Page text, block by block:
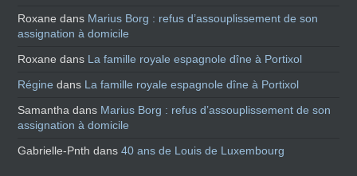
Roxane dans Marius Borg : refus d’assouplissement de son
assignation à domicile
Roxane dans La famille royale espagnole dîne à Portixol
Régine dans La famille royale espagnole dîne à Portixol
Samantha dans Marius Borg : refus d’assouplissement de son
assignation à domicile
Gabrielle-Pnth dans40 ans de Louis de Luxembourg